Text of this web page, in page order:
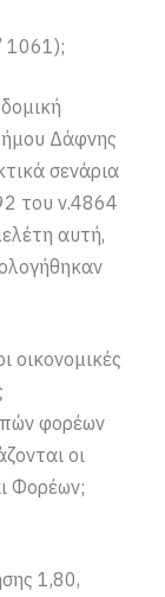
1061);
Δάφνης
σενάρια
του ν.4864
αυτή,
οικονομικές
φορέων
οι
Φορέων;
1,80,